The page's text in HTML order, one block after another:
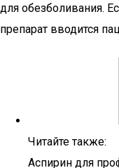
для обезболивания.
препарат вводится
Читайте также:
Аспирин для